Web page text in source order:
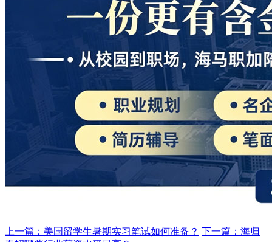
上一篇：美国留学生暑期实习笔试如何准备？ 下一篇：海归